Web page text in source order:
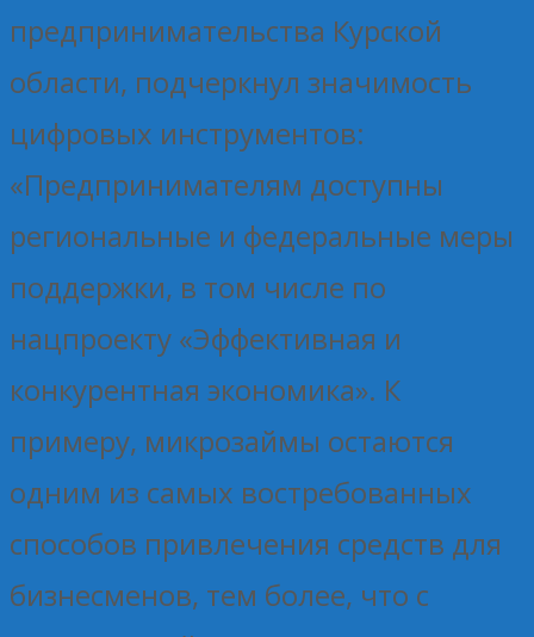
предпринимательства Курской
области, подчеркнул значимость
цифровых инструментов:
«Предпринимателям доступны
региональные и федеральные меры
поддержки, в том числе по
нацпроекту «Эффективная и
конкурентная экономика». К
примеру, микрозаймы остаются
одним из самых востребованных
способов привлечения средств для
бизнесменов, тем более, что с